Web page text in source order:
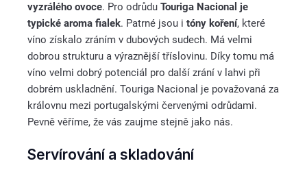
vyzrálého ovoce. Pro odrůdu Touriga Nacional je
typické aroma fialek. Patrné jsou i tóny koření, které
víno získalo zráním v dubových sudech. Má velmi
dobrou strukturu a výraznější tříslovinu. Díky tomu má
víno velmi dobrý potenciál pro další zrání v lahvi při
dobrém uskladnění. Touriga Nacional je považovaná za
královnu mezi portugalskými červenými odrůdami.
Pevně věříme, že vás zaujme stejně jako nás.
Servírování a skladování